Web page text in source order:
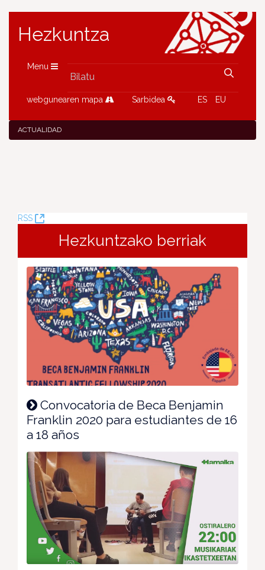
Hezkuntza
Menu
webgunearen mapa Sarbidea ES EU
ACTUALIDAD
RSS
(Leiho
ireki)Hezkuntzako berriak
Convocatoria de Beca Benjamin
Franklin 2020 para estudiantes de 16
a 18 años